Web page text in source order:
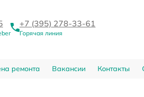
+7 (395) 278-33-61
Горячая линия
ремонта Вакансии Контакты